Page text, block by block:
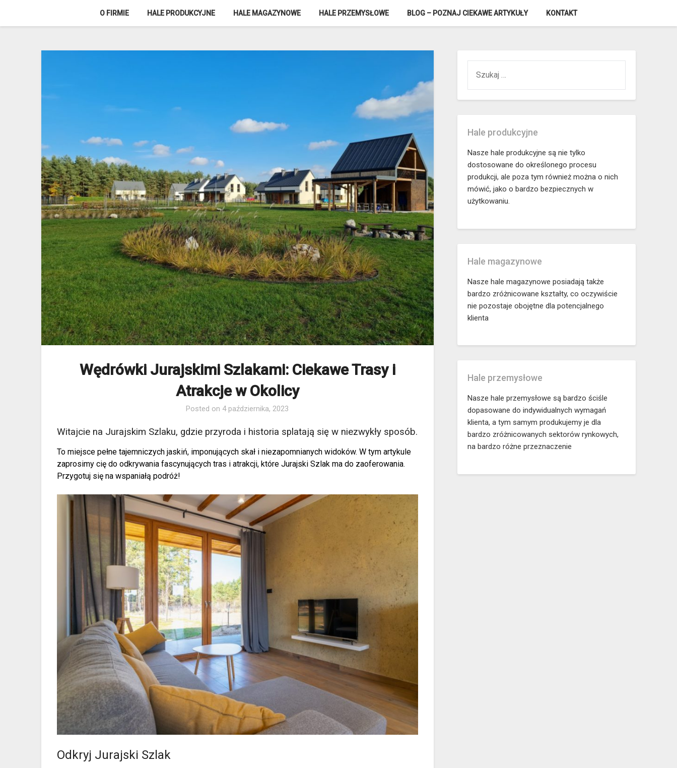
O FIRMIE HALE PRODUKCYJNE HALE MAGAZYNOWE HALE PRZEMYSŁOWE BLOG – POZNAJ CIEKAWE ARTYKUŁY KONTAKT
Wędrówki Jurajskimi Szlakami: Ciekawe Trasy i
Atrakcje w Okolicy
Posted on 4 października, 2023
Witajcie na Jurajskim Szlaku, gdzie przyroda i historia splatają się w niezwykły sposób.
To miejsce pełne tajemniczych jaskiń, imponujących skał i niezapomnianych widoków. W tym artykule
zaprosimy cię do odkrywania fascynujących tras i atrakcji, które Jurajski Szlak ma do zaoferowania.
Przygotuj się na wspaniałą podróż!
Odkryj Jurajski Szlak
Hale produkcyjne
Nasze hale produkcyjne są nie tylko
dostosowane do określonego procesu
produkcji, ale poza tym również można o nich
mówić, jako o bardzo bezpiecznych w
użytkowaniu.
Hale magazynowe
Nasze hale magazynowe posiadają także
bardzo zróżnicowane kształty, co oczywiście
nie pozostaje obojętne dla potencjalnego
klienta
Hale przemysłowe
Nasze hale przemysłowe są bardzo ściśle
dopasowane do indywidualnych wymagań
klienta, a tym samym produkujemy je dla
bardzo zróżnicowanych sektorów rynkowych,
na bardzo różne przeznaczenie